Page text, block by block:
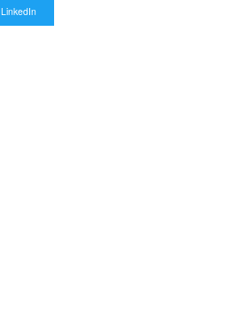
LinkedIn